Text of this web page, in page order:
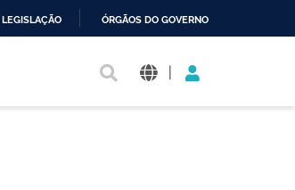
LEGISLAÇÃO ÓRGÃOS DO GOVERNO
|